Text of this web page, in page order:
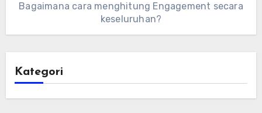
Bagaimana cara menghitung Engagement secara
keseluruhan?
Kategori